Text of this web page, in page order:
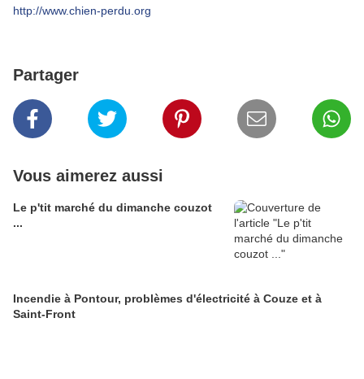
http://www.chien-perdu.org
Partager
Vous aimerez aussi
Le p'tit marché du dimanche couzot
...
Incendie à Pontour, problèmes d'électricité à Couze et à
Saint-Front